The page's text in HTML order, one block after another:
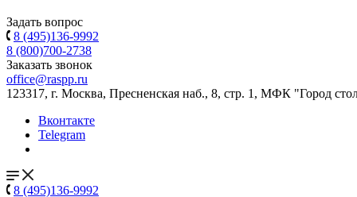
Задать вопрос
8 (495)136-9992
8 (800)700-2738
Заказать звонок
office@raspp.ru
123317, г. Москва, Пресненская наб., 8, стр. 1, МФК "Город
Вконтакте
Telegram
8 (495)136-9992